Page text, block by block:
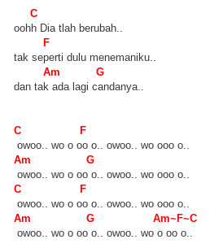
C
oohh Dia tlah berubah..
F
tak seperti dulu menemaniku..
Am G
dan tak ada lagi candanya..
C F
owoo.. wo o oo o.. owoo.. wo ooo o..
Am G
owoo.. wo o oo o.. owoo.. wo ooo o..
C F
owoo.. wo o oo o.. owoo.. wo ooo o..
Am G Am~F~C
owoo.. wo o oo o.. owoo.. wo o oo o..